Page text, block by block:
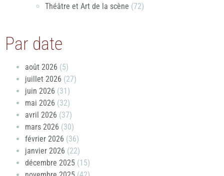
Théâtre et Art de la scène (72)
Par date
août 2026 (5)
juillet 2026 (27)
juin 2026 (31)
mai 2026 (32)
avril 2026 (37)
mars 2026 (30)
février 2026 (36)
janvier 2026 (22)
décembre 2025 (15)